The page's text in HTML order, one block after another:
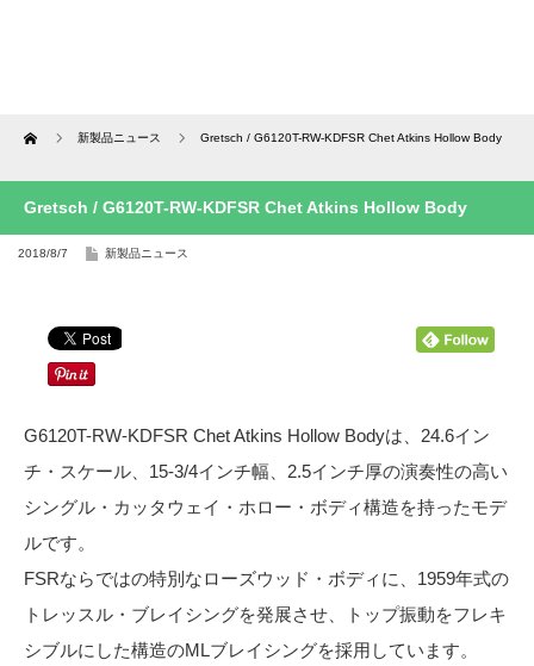
Home 新製品ニュース Gretsch / G6120T-RW-KDFSR Chet Atkins Hollow Body
Gretsch / G6120T-RW-KDFSR Chet Atkins Hollow Body
2018/8/7 新製品ニュース
G6120T-RW-KDFSR Chet Atkins Hollow Bodyは、24.6イン
チ・スケール、15-3/4インチ幅、2.5インチ厚の演奏性の高い
シングル・カッタウェイ・ホロー・ボディ構造を持ったモデ
ルです。
FSRならではの特別なローズウッド・ボディに、1959年式の
トレッスル・ブレイシングを発展させ、トップ振動をフレキ
シブルにした構造のMLブレイシングを採用しています。